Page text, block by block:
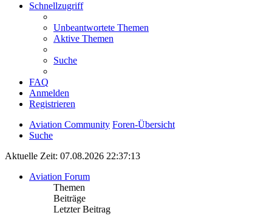
Schnellzugriff
Unbeantwortete Themen
Aktive Themen
Suche
FAQ
Anmelden
Registrieren
Aviation Community Foren-Übersicht
Suche
Aktuelle Zeit: 07.08.2026 22:37:13
Aviation Forum
Themen
Beiträge
Letzter Beitrag